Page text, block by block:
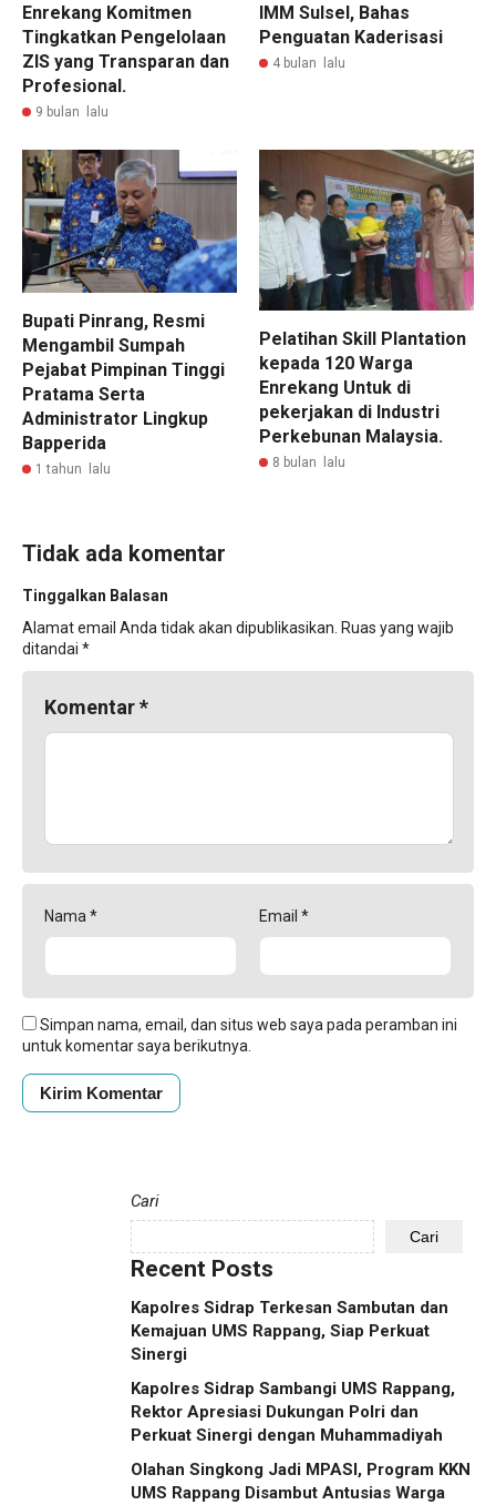
Enrekang Komitmen
Tingkatkan Pengelolaan
ZIS yang Transparan dan
Profesional.
9 bulan lalu
IMM Sulsel, Bahas
Penguatan Kaderisasi
4 bulan lalu
Bupati Pinrang, Resmi
Mengambil Sumpah
Pejabat Pimpinan Tinggi
Pratama Serta
Administrator Lingkup
Bapperida
1 tahun lalu
Pelatihan Skill Plantation
kepada 120 Warga
Enrekang Untuk di
pekerjakan di Industri
Perkebunan Malaysia.
8 bulan lalu
Tidak ada komentar
Tinggalkan Balasan
Alamat email Anda tidak akan dipublikasikan. Ruas yang wajib
ditandai *
Komentar*
Nama * Email *
Simpan nama, email, dan situs web saya pada peramban ini
untuk komentar saya berikutnya.
Cari
Cari
Recent Posts
Kapolres Sidrap Terkesan Sambutan dan
Kemajuan UMS Rappang, Siap Perkuat
Sinergi
Kapolres Sidrap Sambangi UMS Rappang,
Rektor Apresiasi Dukungan Polri dan
Perkuat Sinergi dengan Muhammadiyah
Olahan Singkong Jadi MPASI, Program KKN
UMS Rappang Disambut Antusias Warga